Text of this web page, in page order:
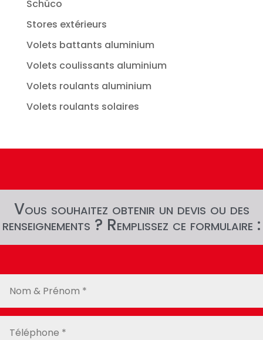
Schüco
Stores extérieurs
Volets battants aluminium
Volets coulissants aluminium
Volets roulants aluminium
Volets roulants solaires
Vous souhaitez obtenir un devis ou des
renseignements ? Remplissez ce formulaire :